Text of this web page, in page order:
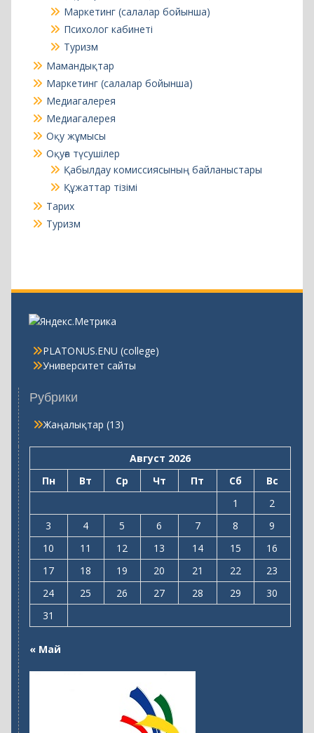
Маркетинг (салалар бойынша)
Медиагалерея
Медиагалерея
Оқу жұмысы
Оқуға түсушілер
Қабылдау комиссиясының байланыстары
Құжаттар тізімі
Тарих
Туризм
Университет сайты
Рубрики
Жаңалықтар(13)
Пн
10
11 12 13 14 15
16
22
23
24
25 26 27 28 29
30
31
« Май